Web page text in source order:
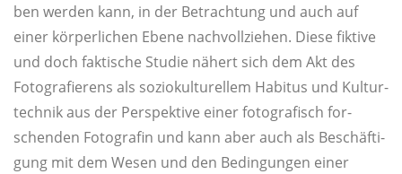
ben wer­den kann, in der Betrach­tung und auch auf
einer kör­per­li­chen Ebe­ne nach­voll­zie­hen. Die­se fik­ti­ve
und doch fak­ti­sche Stu­die nähert sich dem Akt des
Foto­gra­fie­rens als sozio­kul­tu­rel­lem Habi­tus und Kul­tur­
tech­nik aus der Per­spek­ti­ve einer foto­gra­fisch for­
schen­den Foto­gra­fin und kann aber auch als Beschäf­ti­
gung mit dem Wesen und den Bedin­gun­gen einer